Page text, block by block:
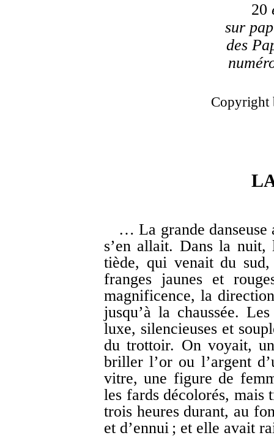
20
sur
des
Copyright
… La grande danseuse
s’en allait. Dans la nuit,
tiède, qui venait du
franges jaunes et
magnificence, la
jusqu’à la chaussée.
luxe, silencieuses et
du trottoir. On voyait,
briller l’or ou l’argent
vitre, une figure de
les fards décolorés, mais
trois heures durant, au
et d’ennui ; et elle avait